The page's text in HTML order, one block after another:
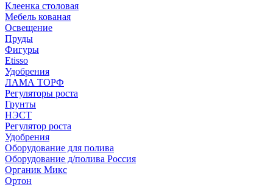
Клеенка столовая
Мебель кованая
Освещение
Пруды
Фигуры
Etisso
Удобрения
ЛАМА ТОРФ
Регуляторы роста
Грунты
НЭСТ
Регулятор роста
Удобрения
Оборудование для полива
Оборудование д/полива Россия
Органик Микс
Ортон